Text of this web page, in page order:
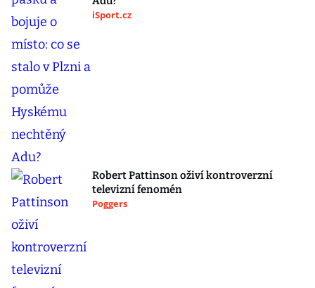
iSport.cz
Robert Pattinson oživí kontroverzní
televizní fenomén
Poggers